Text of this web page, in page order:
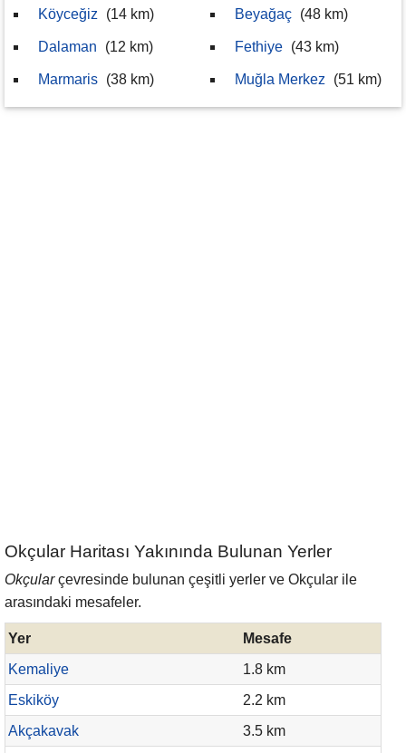
Köyceğiz (14 km)
Dalaman (12 km)
Marmaris (38 km)
Beyağaç (48 km)
Fethiye (43 km)
Muğla Merkez (51 km)
Okçular Haritası Yakınında Bulunan Yerler
Okçularçevresinde bulunan çeşitli yerler ve Okçular ile
arasındaki mesafeler.
Yer
Mesafe
Kemaliye
1.8 km
Eskiköy
2.2 km
Akçakavak
3.5 km